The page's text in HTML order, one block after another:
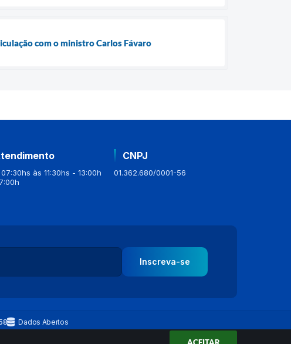
com o ministro Carlos Fávaro
às 11:30hs - 13:00h
CNPJ
01.362.680/0001-56
Inscreva-se
Dados Abertos